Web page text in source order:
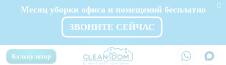
Месяц уборки офиса и помещений бесплатно
ЗВОНИТЕ СЕЙЧАС
Калькулятор